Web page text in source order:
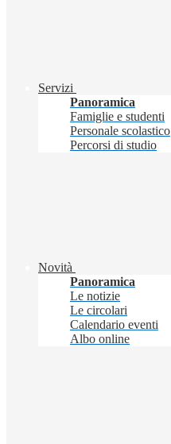
Servizi
Panoramica
Famiglie e studenti
Personale scolastico
Percorsi di studio
Novità
Panoramica
Le notizie
Le circolari
Calendario eventi
Albo online